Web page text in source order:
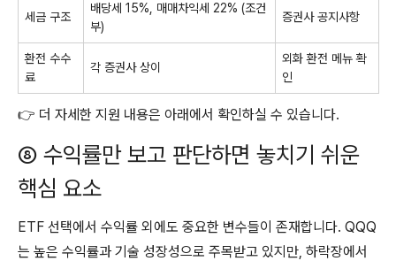
세금 구조
배당세 15%, 매매차익세 22% (조건
부)
증권사 공지사항
환전 수수
료
각 증권사 상이
외화 환전 메뉴 확
인
👉 더 자세한 지원 내용은 아래에서 확인하실 수 있습니다.
⑧ 수익률만 보고 판단하면 놓치기 쉬운
핵심 요소
ETF 선택에서 수익률 외에도 중요한 변수들이 존재합니다. QQQ
는 높은 수익률과 기술 성장성으로 주목받고 있지만, 하락장에서